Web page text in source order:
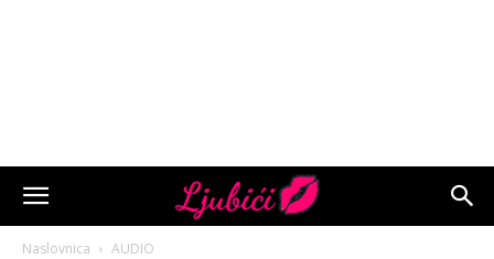
Naslovnica AUDIO